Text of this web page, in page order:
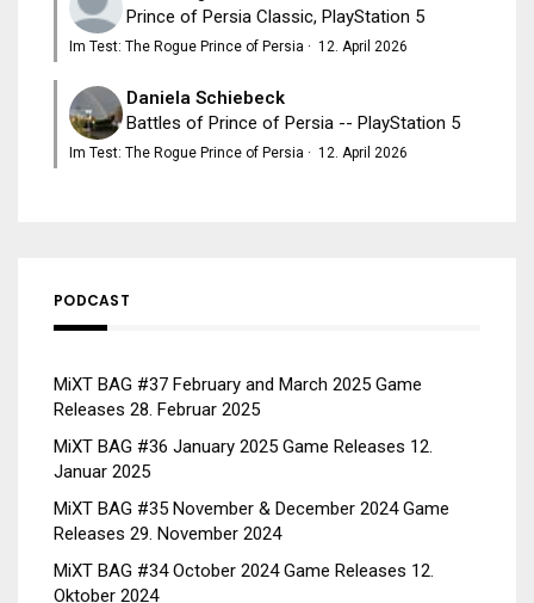
Prince of Persia Classic, PlayStation 5
Im Test: The Rogue Prince of Persia · 12. April 2026
Daniela Schiebeck
Battles of Prince of Persia -- PlayStation 5
Im Test: The Rogue Prince of Persia · 12. April 2026
PODCAST
MiXT BAG #37 February and March 2025 Game
Releases 28. Februar 2025
MiXT BAG #36 January 2025 Game Releases 12.
Januar 2025
MiXT BAG #35 November & December 2024 Game
Releases 29. November 2024
MiXT BAG #34 October 2024 Game Releases 12.
Oktober 2024